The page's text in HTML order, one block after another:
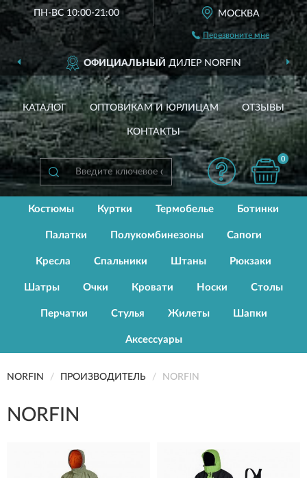
ПН-ВС 10:00-21:00 МОСКВА
Перезвоните мне
ОФИЦИАЛЬНЫЙ ДИЛЕР NORFIN
КАТАЛОГ ОПТОВИКАМ И ЮРЛИЦАМ ОТЗЫВЫ
КОНТАКТЫ
0
Костюмы Куртки Термобелье Ботинки
Палатки Полукомбинезоны Сапоги
Кресла Спальники Штаны Рюкзаки
Шатры Очки Кровати Носки Столы
Перчатки Стулья Жилеты Шапки
Аксессуары
NORFIN ПРОИЗВОДИТЕЛЬ NORFIN
NORFIN